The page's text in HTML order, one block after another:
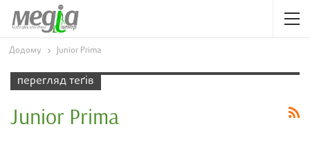
Додому Junior Prima
перегляд теґів
Junior Prima